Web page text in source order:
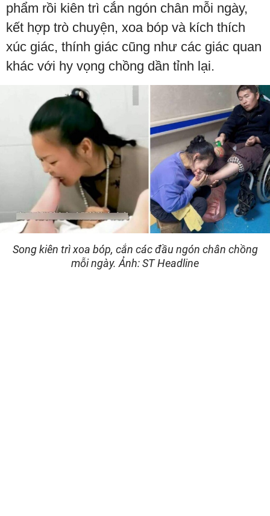
phẩm rồi kiên trì cắn ngón chân mỗi ngày,
kết hợp trò chuyện, xoa bóp và kích thích
xúc giác, thính giác cũng như các giác quan
khác với hy vọng chồng dần tỉnh lại.
Song kiên trì xoa bóp, cắn các đầu ngón chân chồng
mỗi ngày. Ảnh: ST Headline